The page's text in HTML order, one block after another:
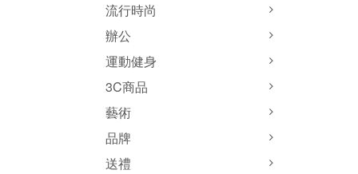
流行時尚
辦公
運動健身
3C商品
藝術
品牌
送禮